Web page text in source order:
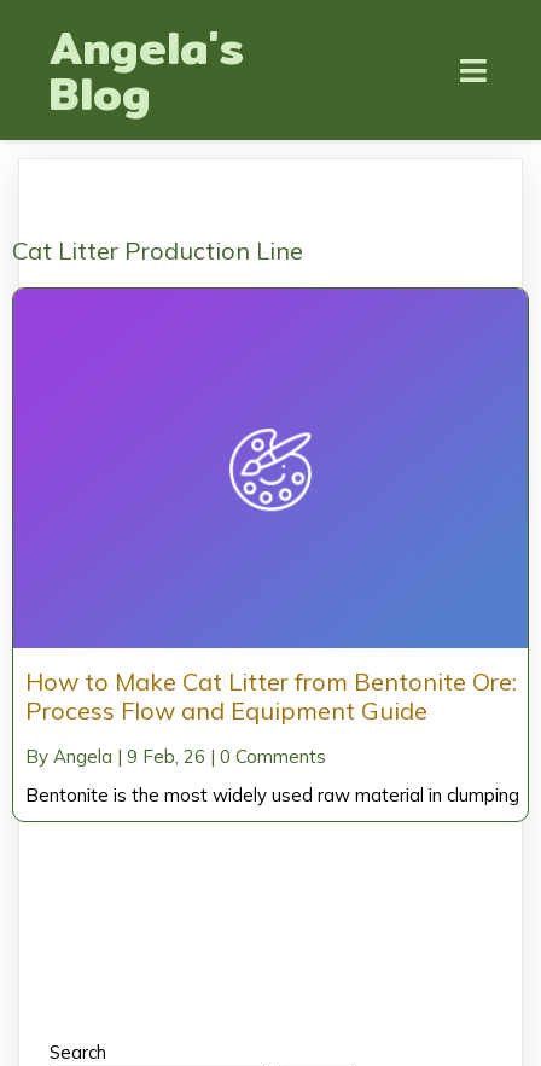
Angela's
Blog
Cat Litter Production Line
How to Make Cat Litter from Bentonite Ore:
Process Flow and Equipment Guide
By Angela | 9 Feb, 26 | 0 Comments
Bentonite is the most widely used raw material in clumping
Search